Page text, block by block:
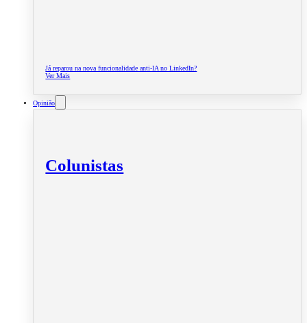
Já reparou na nova funcionalidade anti-IA no LinkedIn?
Ver Mais
Opinião
Colunistas